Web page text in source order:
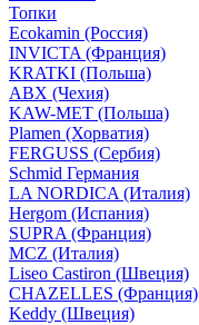
Топки
Ecokamin (Россия)
INVICTA (Франция)
KRATKI (Польша)
ABX (Чехия)
KAW-MET (Польша)
Plamen (Хорватия)
FERGUSS (Сербия)
Schmid Германия
LA NORDICA (Италия)
Hergom (Испания)
SUPRA (Франция)
MCZ (Италия)
Liseo Castiron (Швеция)
CHAZELLES (Франция)
Keddy (Швеция)